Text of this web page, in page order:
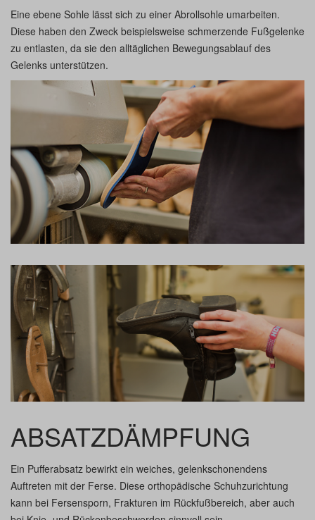
Eine ebene Sohle lässt sich zu einer Abrollsohle umarbeiten.
Diese haben den Zweck beispielsweise schmerzende Fußgelenke
zu entlasten, da sie den alltäglichen Bewegungsablauf des
Gelenks unterstützen.
ABSATZDÄMPFUNG
Ein Pufferabsatz bewirkt ein weiches, gelenkschonendens
Auftreten mit der Ferse. Diese orthopädische Schuhzurichtung
kann bei Fersensporn, Frakturen im Rückfußbereich, aber auch